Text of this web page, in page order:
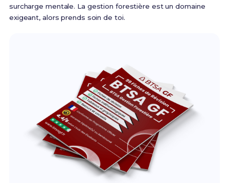
surcharge mentale. La gestion forestière est un domaine
exigeant, alors prends soin de toi.